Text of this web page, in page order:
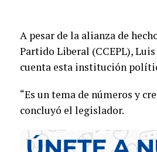
A pesar de la alianza de
Partido Liberal (CCEPL),
cuenta esta institución
“Es un tema de números y
concluyó el legislador.